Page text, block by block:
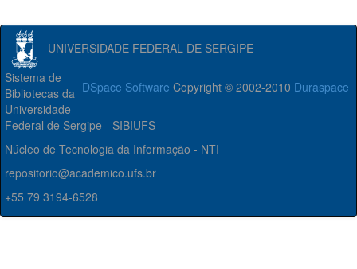
UNIVERSIDADE FEDERAL DE SERGIPE
DSpace Software Copyright © 2002-2010 Duraspace
Sistema de
Bibliotecas da
Universidade
Federal de Sergipe - SIBIUFS
Núcleo de Tecnologia da Informação - NTI
repositorio@academico.ufs.br
+55 79 3194-6528